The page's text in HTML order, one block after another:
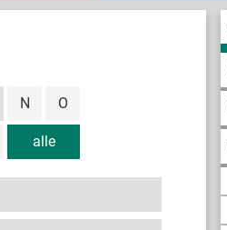
alle
N O